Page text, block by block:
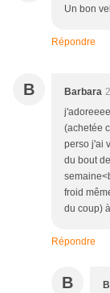
Un bon
Répondre
B Barbara
(achetée
perso j'ai
du bout
froid
du coup)
Répondre
B